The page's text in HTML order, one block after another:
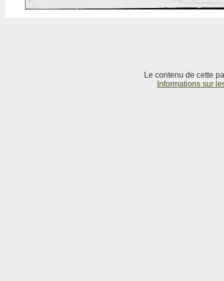
Le contenu de cette
Informations sur